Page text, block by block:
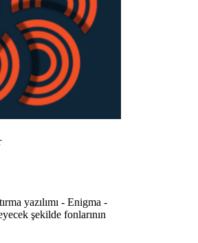
yazılımı - Enigma -
şekilde fonlarının